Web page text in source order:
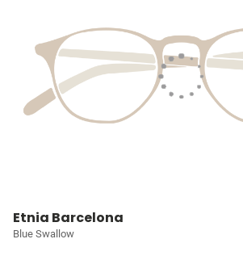
Etnia Barcelona
Blue Swallow